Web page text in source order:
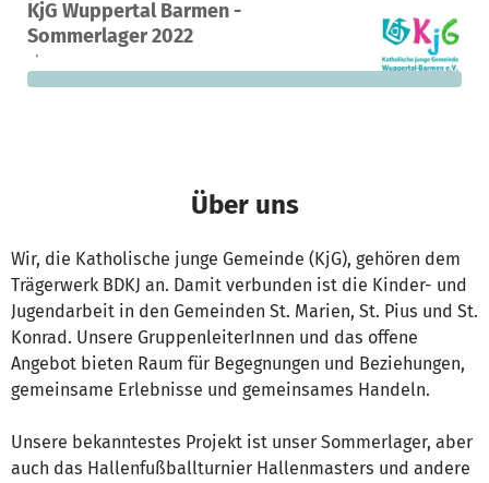
KjG Wuppertal Barmen -
Sommerlager 2022
0 1.200 €
fehlen noch
Über uns
Wir, die Katholische junge Gemeinde (KjG), gehören dem
Trägerwerk BDKJ an. Damit verbunden ist die Kinder- und
Jugendarbeit in den Gemeinden St. Marien, St. Pius und St.
Konrad. Unsere GruppenleiterInnen und das offene
Angebot bieten Raum für Begegnungen und Beziehungen,
gemeinsame Erlebnisse und gemeinsames Handeln.
Unsere bekanntestes Projekt ist unser Sommerlager, aber
auch das Hallenfußballturnier Hallenmasters und andere